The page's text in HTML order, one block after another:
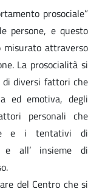
prosociale”
persone, e questo
misurato attraverso
La prosocialità si
diversi fattori che
ed emotiva, degli
personali che
e i tentativi di
e all’ insieme di
del Centro che si